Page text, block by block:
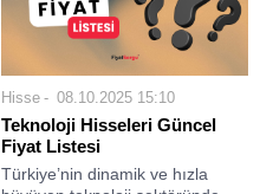
Hisse 08.10.2025 15:10
Teknoloji Hisseleri Güncel
Fiyat Listesi
Türkiye’nin dinamik ve hızla